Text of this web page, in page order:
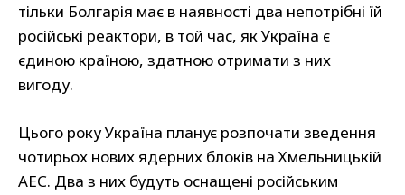
тільки Болгарія має в наявності два непотрібні їй
російські реактори, в той час, як Україна є
єдиною країною, здатною отримати з них
вигоду.
Цього року Україна планує розпочати зведення
чотирьох нових ядерних блоків на Хмельницькій
АЕС. Два з них будуть оснащені російським